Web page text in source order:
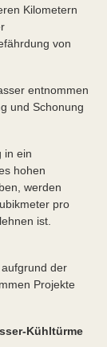
Kilometern
von
entnommen
und Schonung
in ein
hohen
werden
pro
ist.
der
Projekte
Kühltürme